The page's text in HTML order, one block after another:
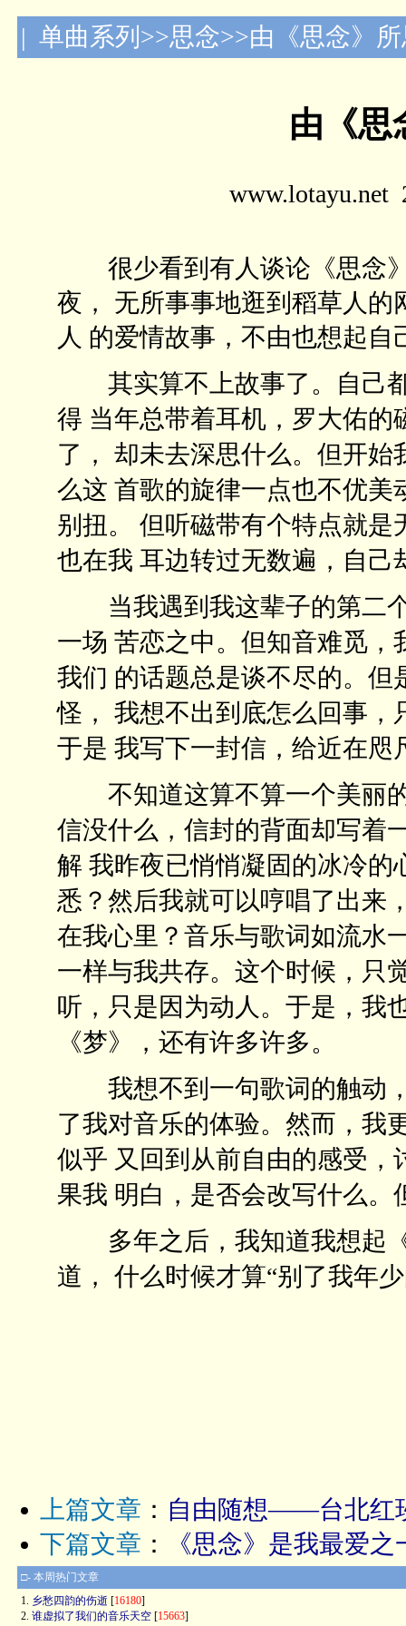
| 单曲系列>>思念>>由《思念》
由《思
www.lotayu.net
很少看到有人谈论《思念》
夜， 无所事事地逛到稻草人
人 的爱情故事，不由也想起自
其实算不上故事了。自己都
得 当年总带着耳机，罗大佑
了， 却未去深思什么。但开
么这 首歌的旋律一点也不优
别扭。 但听磁带有个特点就
也在我 耳边转过无数遍，自己
当我遇到我这辈子的第二个
一场 苦恋之中。但知音难觅
我们 的话题总是谈不尽的。
怪， 我想不出到底怎么回事
于是 我写下一封信，给近在咫
不知道这算不算一个美丽的
信没什么，信封的背面却写着
解 我昨夜已悄悄凝固的冰冷的
悉？然后我就可以哼唱了出来
在我心里？音乐与歌词如流水
一样与我共存。这个时候，只
听，只是因为动人。于是，我
《梦》，还有许多许多。
我想不到一句歌词的触动，
了我对音乐的体验。然而，我
似乎 又回到从前自由的感受
果我 明白，是否会改写什么。
多年之后，我知道我想起《
道， 什么时候才算“别了我年
上篇文章 ： 自由随想——台北红
下篇文章 ： 《思念》是我最爱之
□- 本周热门文章
1. 乡愁四韵的伤逝 [16180]
2. 谁虚拟了我们的音乐天空 [15663]